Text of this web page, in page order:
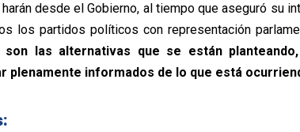
desde el Gobierno, al tiempo que aseguró su
los partidos políticos con representación
son las alternativas que se están
plenamente informados de lo que está